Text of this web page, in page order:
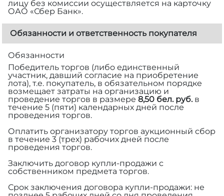
лицу без комиссии осуществляется на карточку
ОАО «Сбер Банк».
Обязанности и ответственность покупателя
Обязанности
Победитель торгов (либо единственный
участник, давший согласие на приобретение
лота), т.е. покупатель, в обязательном порядке
возмещает затраты на организацию и
проведение торгов в размере 8,50 бел. руб.в
течение 5 (пяти) календарных дней после
проведения торгов.
Оплатить организатору торгов аукционный сбор
в течение 3 (трех) рабочих дней после
проведения торгов.
Заключить договор купли-продажи с
собственником предмета торгов.
Срок заключения договора купли-продажи: не